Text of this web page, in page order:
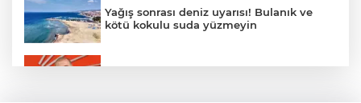
Yağış sonrası deniz uyarısı! Bulanık ve
kötü kokulu suda yüzmeyin